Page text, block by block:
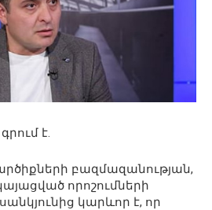
գրում է.
բազմազանության,
որոշումների
կարևոր է, որ